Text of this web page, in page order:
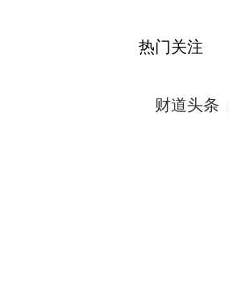
热门关注
财道头条